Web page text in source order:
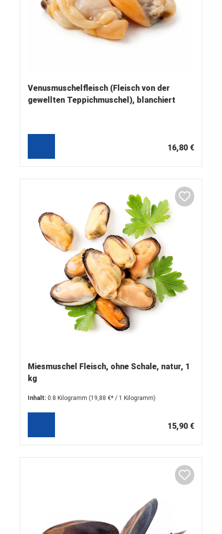
Venusmuschelfleisch (Fleisch von der
gewellten Teppichmuschel), blanchiert
16,80 €
Miesmuschel Fleisch, ohne Schale, natur, 1
kg
Inhalt: 0.8 Kilogramm (19,88 €* / 1 Kilogramm)
15,90 €